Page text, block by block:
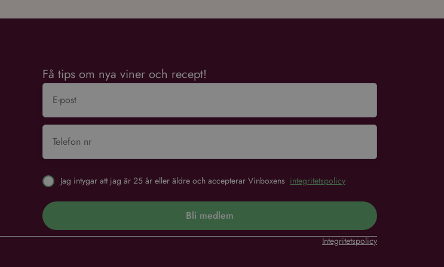
Få tips om nya viner och recept!
Jag intygar att jag är 25 år eller äldre och accepterar Vinboxens integritetspolicy
Bli medlem
Integritetspolicy